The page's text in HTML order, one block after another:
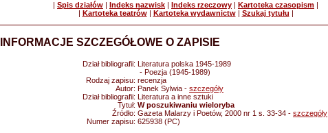
| Spis działów | Indeks nazwisk | Indeks rzeczowy | Kartoteka czasopism |
| Kartoteka teatrów| Kartoteka wydawnictw| Szukaj tytułu |
INFORMACJE SZCZEGÓŁOWE O ZAPISIE
Dział bibliografii: Literatura polska 1945-1989
- Poezja (1945-1989)
Rodzaj zapisu: recenzja
Autor: Panek Sylwia - szczegóły
Dział bibliografii: Literatura a inne sztuki
Tytuł: W poszukiwaniu wieloryba
Źródło: Gazeta Malarzy i Poetów, 2000 nr 1 s. 33-34 - szczegóły
Numer zapisu: 625938 (PC)